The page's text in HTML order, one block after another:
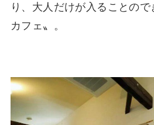
り、大人だけが入ることの
カフェ〟。